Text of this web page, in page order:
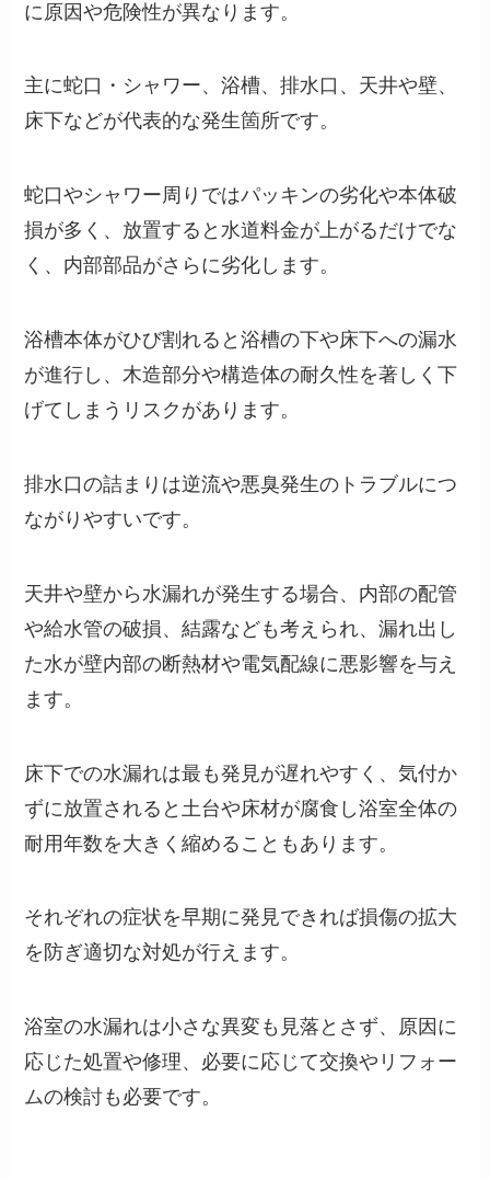
に原因や危険性が異なります。
主に蛇口・シャワー、浴槽、排水口、天井や壁、
床下などが代表的な発生箇所です。
蛇口やシャワー周りではパッキンの劣化や本体破
損が多く、放置すると水道料金が上がるだけでな
く、内部部品がさらに劣化します。
浴槽本体がひび割れると浴槽の下や床下への漏水
が進行し、木造部分や構造体の耐久性を著しく下
げてしまうリスクがあります。
排水口の詰まりは逆流や悪臭発生のトラブルにつ
ながりやすいです。
天井や壁から水漏れが発生する場合、内部の配管
や給水管の破損、結露なども考えられ、漏れ出し
た水が壁内部の断熱材や電気配線に悪影響を与え
ます。
床下での水漏れは最も発見が遅れやすく、気付か
ずに放置されると土台や床材が腐食し浴室全体の
耐用年数を大きく縮めることもあります。
それぞれの症状を早期に発見できれば損傷の拡大
を防ぎ適切な対処が行えます。
浴室の水漏れは小さな異変も見落とさず、原因に
応じた処置や修理、必要に応じて交換やリフォー
ムの検討も必要です。